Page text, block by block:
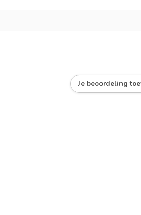
Je beoordeling